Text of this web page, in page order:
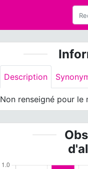
Description
Non renseigné pour le